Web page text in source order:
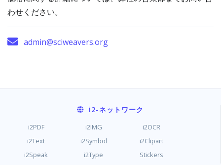
わせください。
admin@sciweavers.org
i2-ネットワーク
i2PDF i2IMG
i2OCR
i2Text
i2Symbol
i2Clipart
i2Speak
i2Type Stickers